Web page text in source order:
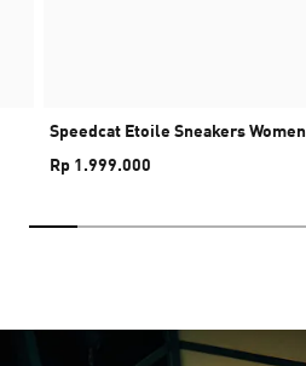
Speedcat Etoile Sneakers Women
Rp 1.999.000